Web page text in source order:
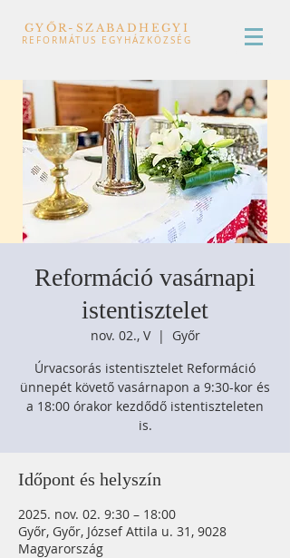
GYŐR-SZABADHEGYI
REFORMÁTUS EGYHÁZKÖZSÉG
Reformáció vasárnapi
istentisztelet
nov. 02., V
  |
Győr
Úrvacsorás istentisztelet Reformáció
ünnepét követő vasárnapon a 9:30-kor és
a 18:00 órakor kezdődő istentiszteleten
is.
Időpont és helyszín
2025. nov. 02. 9:30 – 18:00
Győr, Győr, József Attila u. 31, 9028
Magyarország